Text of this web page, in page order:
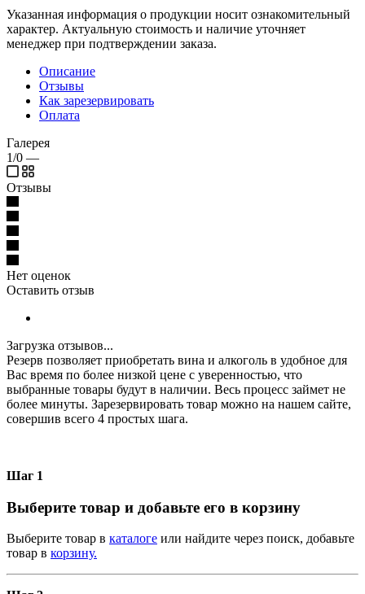
Указанная информация о продукции носит ознакомительный
характер. Актуальную стоимость и наличие уточняет
менеджер при подтверждении заказа.
Описание
Отзывы
Как зарезервировать
Оплата
Галерея
1/0 —
Отзывы
Нет оценок
Оставить отзыв
Загрузка отзывов...
Резерв позволяет приобретать вина и алкоголь в удобное для
Вас время по более низкой цене с уверенностью, что
выбранные товары будут в наличии. Весь процесс займет не
более минуты. Зарезервировать товар можно на нашем сайте,
совершив всего 4 простых шага.
Шаг 1
Выберите товар и добавьте его в корзину
Выберите товар в каталоге или найдите через поиск, добавьте
товар в корзину.